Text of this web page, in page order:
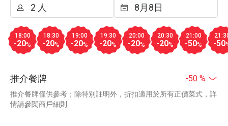
18:00
-20%
18:30
-20%
19:00
-20%
19:30
-20%
20:00
-20%
20:30
-20%
21:00
-50% -50
推介餐牌 -50 %
推介餐牌僅供參考；除特別註明外，折扣適用於所有正價菜式，詳
情請參閱商戶細則